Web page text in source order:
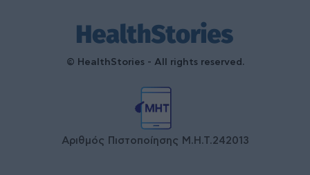
© HealthStories - All rights reserved.
Αριθμός Πιστοποίησης Μ.Η.Τ.242013